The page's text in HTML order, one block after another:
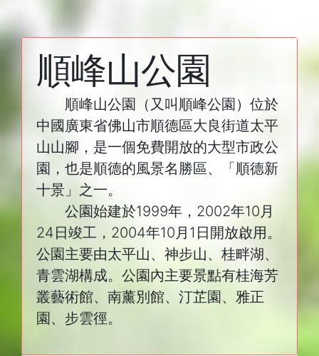
順峰山公園
順峰山公園（又叫順峰公園）位於
中國廣東省佛山市順德區大良街道太平
山山腳，是一個免費開放的大型市政公
園，也是順德的風景名勝區、「順德新
十景」之一。
公園始建於1999年，2002年10月
24日竣工，2004年10月1日開放啟用。
公園主要由太平山、神步山、桂畔湖、
青雲湖構成。公園內主要景點有桂海芳
叢藝術館、南薰別館、汀芷園、雅正
園、步雲徑。